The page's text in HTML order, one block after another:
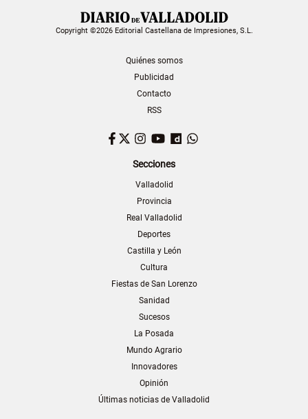
Copyright ©2026 Editorial Castellana de Impresiones, S.L.
Quiénes somos
Publicidad
Contacto
RSS
Facebook
TwitterInstagram
YouTubeDailymotion
Secciones
Valladolid
Provincia
Real Valladolid
Deportes
Castilla y León
Cultura
Fiestas de San Lorenzo
Sanidad
Sucesos
La Posada
Mundo Agrario
Innovadores
Opinión
Últimas noticias de Valladolid